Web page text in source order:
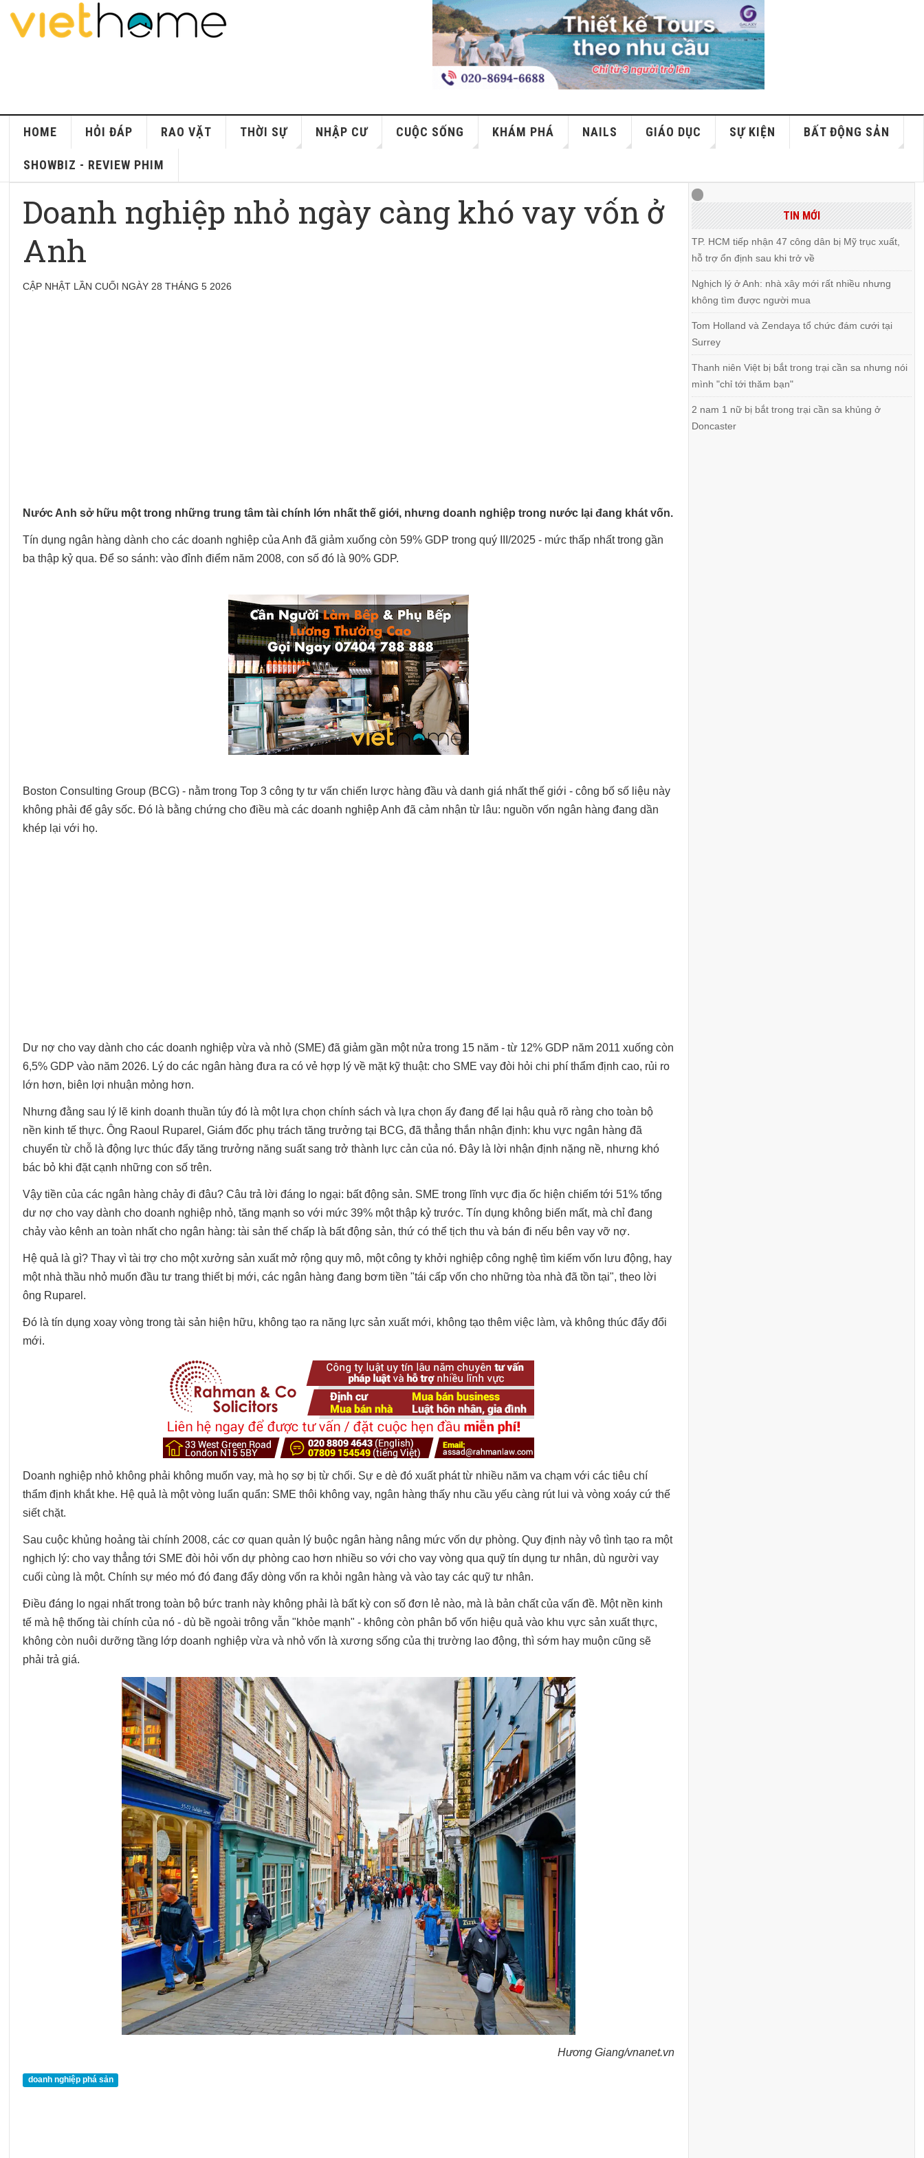
HOME HỎI ĐÁP RAO VẶT THỜI SỰ NHẬP CƯ CUỘC SỐNG KHÁM PHÁ NAILS GIÁO DỤC SỰ KIỆN BẤT ĐỘNG SẢN
SHOWBIZ - REVIEW PHIM
Doanh nghiệp nhỏ ngày càng khó vay vốn ở
Anh
CẬP NHẬT LẦN CUỐI NGÀY 28 THÁNG 5 2026
Nước Anh sở hữu một trong những trung tâm tài chính lớn nhất thế giới, nhưng doanh nghiệp trong nước lại đang khát vốn.
Tín dụng ngân hàng dành cho các doanh nghiệp của Anh đã giảm xuống còn 59% GDP trong quý III/2025 - mức thấp nhất trong gần
ba thập kỷ qua. Để so sánh: vào đỉnh điểm năm 2008, con số đó là 90% GDP.
Boston Consulting Group (BCG) - nằm trong Top 3 công ty tư vấn chiến lược hàng đầu và danh giá nhất thế giới - công bố số liệu này
không phải để gây sốc. Đó là bằng chứng cho điều mà các doanh nghiệp Anh đã cảm nhận từ lâu: nguồn vốn ngân hàng đang dần
khép lại với họ.
Dư nợ cho vay dành cho các doanh nghiệp vừa và nhỏ (SME) đã giảm gần một nửa trong 15 năm - từ 12% GDP năm 2011 xuống còn
6,5% GDP vào năm 2026. Lý do các ngân hàng đưa ra có vẻ hợp lý về mặt kỹ thuật: cho SME vay đòi hỏi chi phí thẩm định cao, rủi ro
lớn hơn, biên lợi nhuận mỏng hơn.
Nhưng đằng sau lý lẽ kinh doanh thuần túy đó là một lựa chọn chính sách và lựa chọn ấy đang để lại hậu quả rõ ràng cho toàn bộ
nền kinh tế thực. Ông Raoul Ruparel, Giám đốc phụ trách tăng trưởng tại BCG, đã thẳng thắn nhận định: khu vực ngân hàng đã
chuyển từ chỗ là động lực thúc đẩy tăng trưởng năng suất sang trở thành lực cản của nó. Đây là lời nhận định nặng nề, nhưng khó
bác bỏ khi đặt cạnh những con số trên.
Vậy tiền của các ngân hàng chảy đi đâu? Câu trả lời đáng lo ngại: bất động sản. SME trong lĩnh vực địa ốc hiện chiếm tới 51% tổng
dư nợ cho vay dành cho doanh nghiệp nhỏ, tăng mạnh so với mức 39% một thập kỷ trước. Tín dụng không biến mất, mà chỉ đang
chảy vào kênh an toàn nhất cho ngân hàng: tài sản thế chấp là bất động sản, thứ có thể tịch thu và bán đi nếu bên vay vỡ nợ.
Hệ quả là gì? Thay vì tài trợ cho một xưởng sản xuất mở rộng quy mô, một công ty khởi nghiệp công nghệ tìm kiếm vốn lưu động, hay
một nhà thầu nhỏ muốn đầu tư trang thiết bị mới, các ngân hàng đang bơm tiền "tái cấp vốn cho những tòa nhà đã tồn tại", theo lời
ông Ruparel.
Đó là tín dụng xoay vòng trong tài sản hiện hữu, không tạo ra năng lực sản xuất mới, không tạo thêm việc làm, và không thúc đẩy đổi
mới.
Doanh nghiệp nhỏ không phải không muốn vay, mà họ sợ bị từ chối. Sự e dè đó xuất phát từ nhiều năm va chạm với các tiêu chí
thẩm định khắt khe. Hệ quả là một vòng luẩn quẩn: SME thôi không vay, ngân hàng thấy nhu cầu yếu càng rút lui và vòng xoáy cứ thế
siết chặt.
Sau cuộc khủng hoảng tài chính 2008, các cơ quan quản lý buộc ngân hàng nâng mức vốn dự phòng. Quy định này vô tình tạo ra một
nghịch lý: cho vay thẳng tới SME đòi hỏi vốn dự phòng cao hơn nhiều so với cho vay vòng qua quỹ tín dụng tư nhân, dù người vay
cuối cùng là một. Chính sự méo mó đó đang đẩy dòng vốn ra khỏi ngân hàng và vào tay các quỹ tư nhân.
Điều đáng lo ngại nhất trong toàn bộ bức tranh này không phải là bất kỳ con số đơn lẻ nào, mà là bản chất của vấn đề. Một nền kinh
tế mà hệ thống tài chính của nó - dù bề ngoài trông vẫn "khỏe mạnh" - không còn phân bổ vốn hiệu quả vào khu vực sản xuất thực,
không còn nuôi dưỡng tầng lớp doanh nghiệp vừa và nhỏ vốn là xương sống của thị trường lao động, thì sớm hay muộn cũng sẽ
phải trả giá.
Hương Giang/vnanet.vn
doanh nghiệp phá sản
TIN MỚI
TP. HCM tiếp nhận 47 công dân bị Mỹ trục xuất,
hỗ trợ ổn định sau khi trở về
Nghịch lý ở Anh: nhà xây mới rất nhiều nhưng
không tìm được người mua
Tom Holland và Zendaya tổ chức đám cưới tại
Surrey
Thanh niên Việt bị bắt trong trại cần sa nhưng nói
mình "chỉ tới thăm bạn"
2 nam 1 nữ bị bắt trong trại cần sa khủng ở
Doncaster